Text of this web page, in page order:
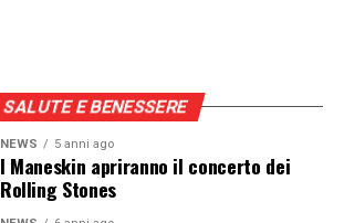
SALUTE E BENESSERE
NEWS 5 anni ago
I Maneskin apriranno il concerto dei
Rolling Stones